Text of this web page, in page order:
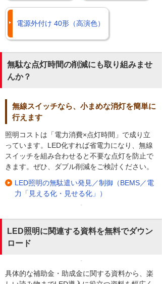
電源外付け 40形（高演色）
無駄な点灯時間の削減にも取り組みませ
んか？
無線スイッチなら、小まめな消灯を簡単に
行えます
照明コストは「電力消費×点灯時間」で成り立
っています。LED化すれば省電力になり、無線
スイッチを組み合わせると不要な点灯を防止で
きます。ぜひ、ダブル削減をご検討ください。
LED照明の無駄遣い発見／制御（BEMS／電
力「見える化・見せる化」）
LED照明に関連する資料を無料でダウン
ロード
具体的な補助金・助成金に関する資料から、楽